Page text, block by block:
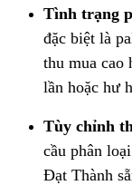
Tình trạng
đặc biệt là
thu mua cao
lần hoặc hư
Tùy chỉnh
cầu phân
Đạt Thành